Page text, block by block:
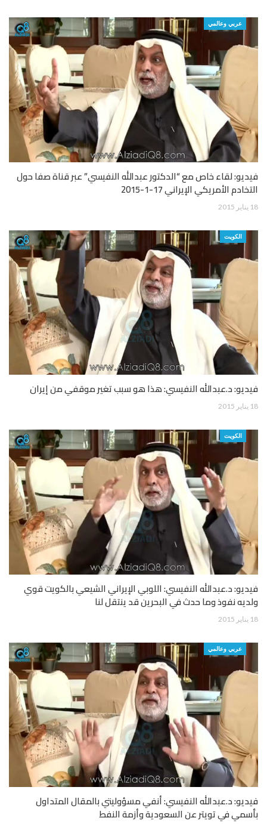
عربي وعالمي
فيديو: لقاء خاص مع “الدكتور عبدالله النفيسي” عبر قناة صفا حول
التخادم الأمريكي الإيراني 17-1-2015
18 يناير 2015
الكويت
فيديو: د.عبدالله النفيسي: هذا هو سبب تغير موقفي من إيران
18 يناير 2015
الكويت
فيديو: د.عبدالله النفيسي: اللوبي الإيراني الشيعي بالكويت قوي
ولديه نفوذ وما حدث في البحرين قد ينتقل لنا
18 يناير 2015
عربي وعالمي
فيديو: د.عبدالله النفيسي: أنفي مسؤوليتي بالمقال المتداول
بأسمي في تويتر عن السعودية وأزمة النفط